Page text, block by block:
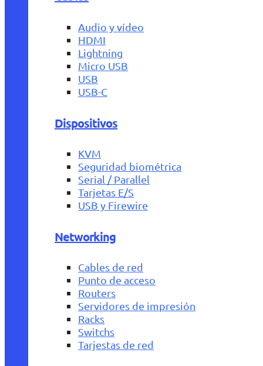
Audio y vídeo
HDMI
Lightning
Micro USB
USB
USB-C
Dispositivos
KVM
Seguridad biométrica
Serial / Parallel
Tarjetas E/S
USB y Firewire
Networking
Cables de red
Punto de acceso
Routers
Servidores de impresión
Racks
Switchs
Tarjestas de red